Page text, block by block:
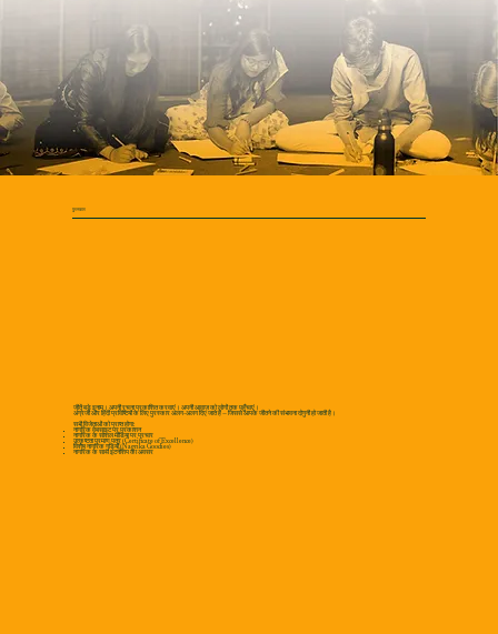
पुरस्कार
जीतें बड़े इनाम। अपनी रचना प्रकाशित करवाएं। अपनी आवाज़ को लोगों तक पहुँचाएं।
अंग्रेजी और हिंदी प्रविष्टियों के लिए पुरस्कार अलग-अलग दिए जाते हैं — जिससे आपके जीतने की संभावना दोगुनी हो जाती है।
सभी विजेताओं को प्राप्त होगा:
नागरिक वेबसाइट पर प्रकाशन
नागरिक के सोशल मीडिया पर प्रचार
उत्कृष्टता प्रमाण पत्र (Certificate of Excellence)
विशेष नागरिक गुडियाँ (Nagrika Goodies)
नागरिक के साथ इंटर्नशिप का अवसर